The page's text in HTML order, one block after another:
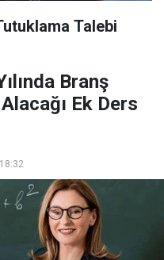
Talebi
Branş
Ek Ders